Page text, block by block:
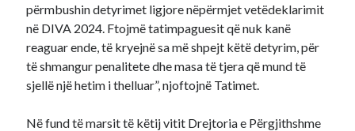
përmbushin detyrimet ligjore nëpërmjet vetëdeklarimit
në DIVA 2024. Ftojmë tatimpaguesit që nuk kanë
reaguar ende, të kryejnë sa më shpejt këtë detyrim, për
të shmangur penalitete dhe masa të tjera që mund të
sjellë një hetim i thelluar”, njoftojnë Tatimet.
Në fund të marsit të këtij vitit Drejtoria e Përgjithshme